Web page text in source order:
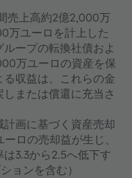
売上高約2億2,000万
万ユーロを計上した
ープの転換社債およ
万ユーロの資産を保
収益は、これらの金
または償還に充当さ
画に基づく資産売却
ロの売却益が生じ、
3.3から2.5へ低下す
ョンを含む）